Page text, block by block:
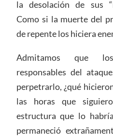
la desolación de sus
Como si la muerte del
de repente los hiciera
Admitamos que
responsables del
perpetrarlo, ¿qué
las horas que
estructura que lo
permaneció